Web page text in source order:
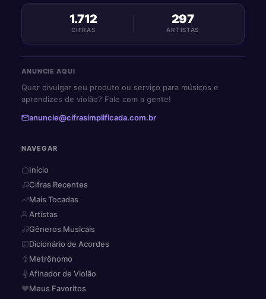
1.712
CIFRAS
297
ARTISTAS
ANUNCIE AQUI
Quer divulgar seu produto ou serviço para músicos e
aprendizes de violão? Fale com a gente!
anuncie@cifrasimplificada.com.br
NAVEGAR
Início
Cifras Recentes
Mais Tocadas
Artistas
Gêneros Musicais
Dicionário de Acordes
Metrônomo
Afinador de Violão
Meus Favoritos